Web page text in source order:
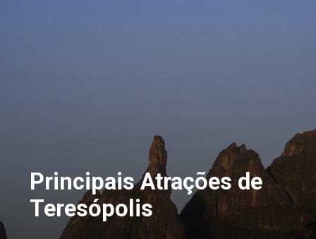
Principais Atrações de
Teresópolis